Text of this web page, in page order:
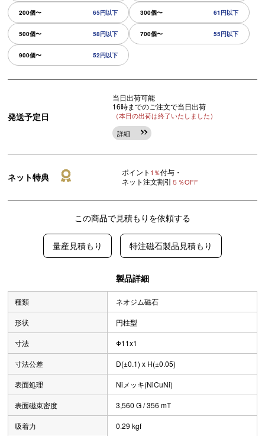
200個〜 65円以下 300個〜 61円以下
500個〜 58円以下 700個〜 55円以下
900個〜 52円以下
発送予定日
当日出荷可能
16時までのご注文で当日出荷
（本日の出荷は終了いたしました）
詳細
ネット特典 ポイント 1％付与・
ネット注文割引 ５％OFF
この商品で見積もりを依頼する
量産見積もり 特注磁石製品見積もり
製品詳細
種類 ネオジム磁石
形状 円柱型
寸法 Φ11x1
寸法公差 D(±0.1) x H(±0.05)
表面処理 Niメッキ(NiCuNi)
表面磁束密度 3,560 G / 356 mT
吸着力 0.29 kgf